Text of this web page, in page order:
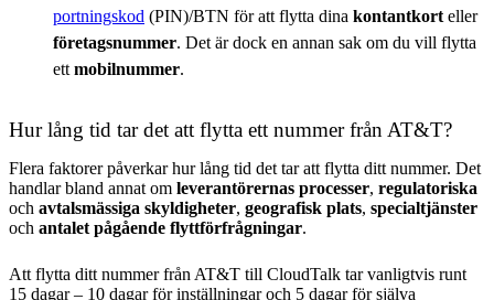
portningskod (PIN)/BTN för att flytta dina kontantkort eller
företagsnummer. Det är dock en annan sak om du vill flytta
ett mobilnummer.
Hur lång tid tar det att flytta ett nummer från AT&T?
Flera faktorer påverkar hur lång tid det tar att flytta ditt nummer. Det
handlar bland annat om leverantörernas processer, regulatoriska
och avtalsmässiga skyldigheter, geografisk plats, specialtjänster
och antalet pågående flyttförfrågningar.
Att flytta ditt nummer från AT&T till CloudTalk tar vanligtvis runt
15 dagar – 10 dagar för inställningar och 5 dagar för själva